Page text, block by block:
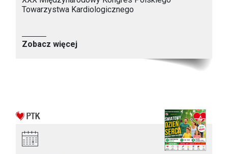
Towarzystwa Kardiologicznego
Zobacz więcej